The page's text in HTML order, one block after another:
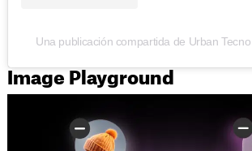
Una publicación compartida de Urban
Image Playground